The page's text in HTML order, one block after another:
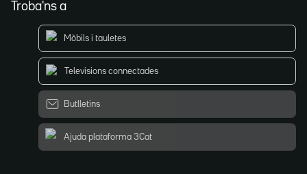
Troba'ns a
Mòbils i tauletes
Televisions connectades
Butlletins
Ajuda plataforma 3Cat